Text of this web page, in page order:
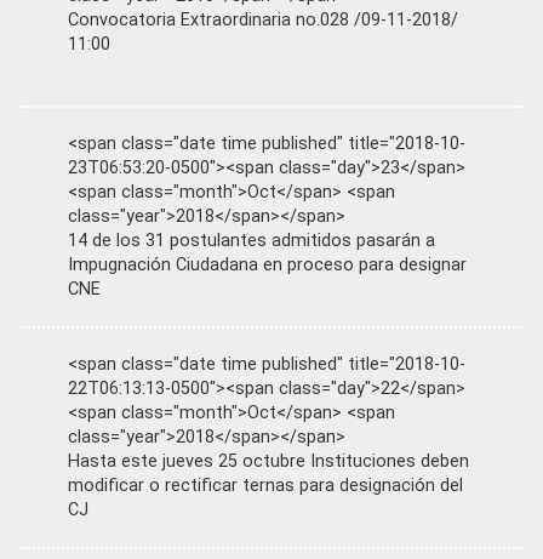
Convocatoria Extraordinaria no.028 /09-11-2018/
11:00
<span class="date time published" title="2018-10-
23T06:53:20-0500"><span class="day">23</span>
<span class="month">Oct</span> <span
class="year">2018</span></span>
14 de los 31 postulantes admitidos pasarán a
Impugnación Ciudadana en proceso para designar
CNE
<span class="date time published" title="2018-10-
22T06:13:13-0500"><span class="day">22</span>
<span class="month">Oct</span> <span
class="year">2018</span></span>
Hasta este jueves 25 octubre Instituciones deben
modificar o rectificar ternas para designación del
CJ